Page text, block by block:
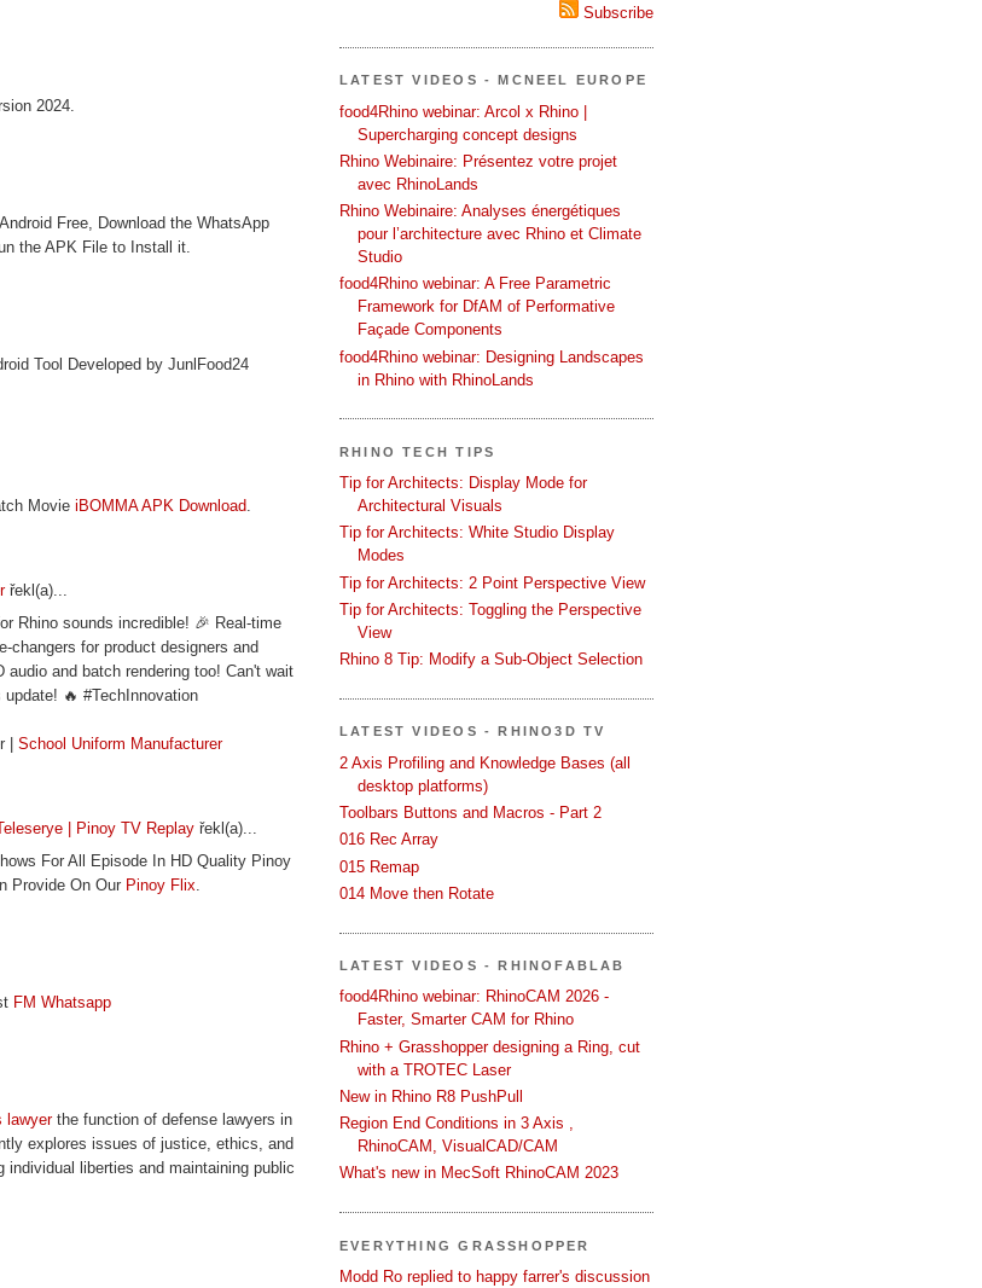
2024.
Android Free, Download the WhatsApp
the APK File to Install it.
Tool Developed by JunlFood24
Movie iBOMMA APK Download
řekl(a)...
Rhino sounds incredible! 🎉 Real-time
changers for product designers and
and batch rendering too! Can't wait
🔥 #TechInnovation
| School Uniform Manufacturer
| Pinoy TV Replay řekl(a)...
For All Episode In HD Quality Pinoy
Provide On Our Pinoy Flix
FM Whatsapp
lawyerthe function of defense lawyers in
explores issues of justice, ethics, and
individual liberties and maintaining public
Subscribe
LATEST VIDEOS - MCNEEL EUROPE
food4Rhino webinar: Arcol x Rhino |
Supercharging concept designs
Rhino Webinaire: Présentez votre projet
avec RhinoLands
Rhino Webinaire: Analyses énergétiques
pour l’architecture avec Rhino et Climate
Studio
food4Rhino webinar: A Free Parametric
Framework for DfAM of Performative
Façade Components
food4Rhino webinar: Designing Landscapes
in Rhino with RhinoLands
RHINO TECH TIPS
Tip for Architects: Display Mode for
Architectural Visuals
Tip for Architects: White Studio Display
Modes
Tip for Architects: 2 Point Perspective View
Tip for Architects: Toggling the Perspective
View
Rhino 8 Tip: Modify a Sub-Object Selection
LATEST VIDEOS - RHINO3D TV
2 Axis Profiling and Knowledge Bases (all
desktop platforms)
Toolbars Buttons and Macros - Part 2
016 Rec Array
015 Remap
014 Move then Rotate
LATEST VIDEOS - RHINOFABLAB
food4Rhino webinar: RhinoCAM 2026 -
Faster, Smarter CAM for Rhino
Rhino + Grasshopper designing a Ring, cut
with a TROTEC Laser
New in Rhino R8 PushPull
Region End Conditions in 3 Axis ,
RhinoCAM, VisualCAD/CAM
What's new in MecSoft RhinoCAM 2023
EVERYTHING GRASSHOPPER
Modd Ro replied to happy farrer's discussion